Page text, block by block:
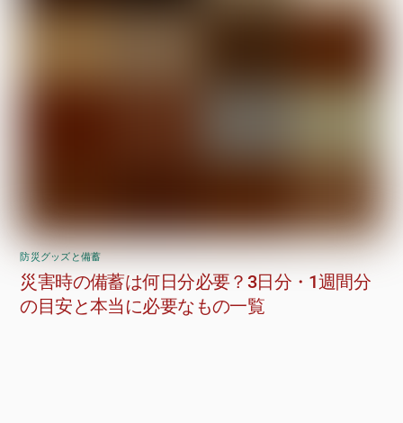
防災グッズと備蓄
災害時の備蓄は何日分必要？3日分・1週間分
の目安と本当に必要なもの一覧